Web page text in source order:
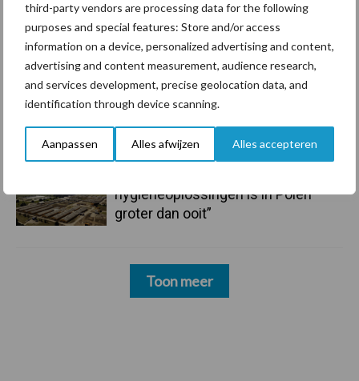
third-party vendors are processing data for the following
purposes and special features: Store and/or access
information on a device, personalized advertising and content,
advertising and content measurement, audience research,
and services development, precise geolocation data, and
identification through device scanning.
Aanpassen Alles afwijzen Alles accepteren
6 aug
ForFarmers ziet volume en
marktaandeel groeien in krimpende
Nederlandse markt
6 aug
Tien praktische tips voor een
hygieneoplossingen is in Polen
groter dan ooit”
Toon meer